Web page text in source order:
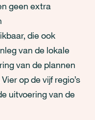
geen extra
die ook
van de lokale
van de plannen
op de vijf regio’s
uitvoering van de